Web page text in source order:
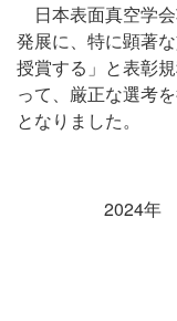
日本表面真空学
発展に、特に顕著
授賞する」と表彰
って、厳正な選考
となりました。
2024年